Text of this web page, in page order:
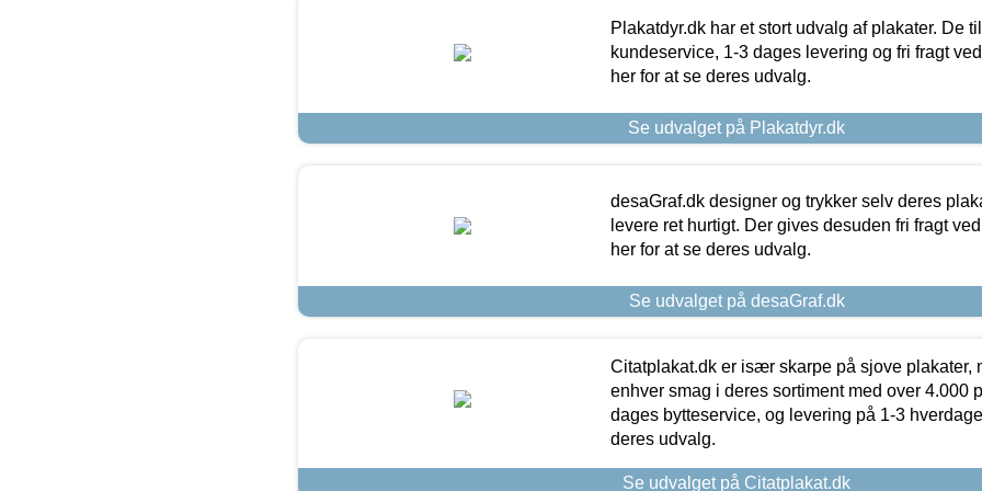
Plakatdyr.dk har et stort udvalg af plakater. De
kundeservice, 1-3 dages levering og fri fragt
her for at se deres udvalg.
Se udvalget på Plakatdyr.dk
desaGraf.dk designer og trykker selv deres
levere ret hurtigt. Der gives desuden fri fragt
her for at se deres udvalg.
Se udvalget på desaGraf.dk
Citatplakat.dk er især skarpe på sjove plakater,
enhver smag i deres sortiment med over 4.000
dages bytteservice, og levering på 1-3
deres udvalg.
Se udvalget på Citatplakat.dk